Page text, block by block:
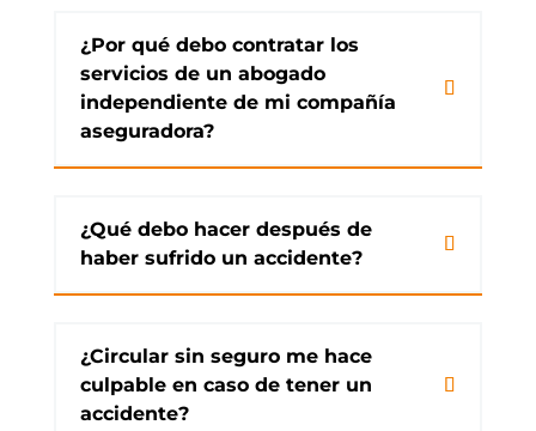
¿Por qué debo contratar los
servicios de un abogado
independiente de mi compañía
aseguradora?
¿Qué debo hacer después de
haber sufrido un accidente?
¿Circular sin seguro me hace
culpable en caso de tener un
accidente?